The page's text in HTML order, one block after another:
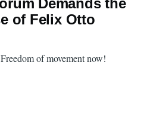
of Felix Otto
of movement now!